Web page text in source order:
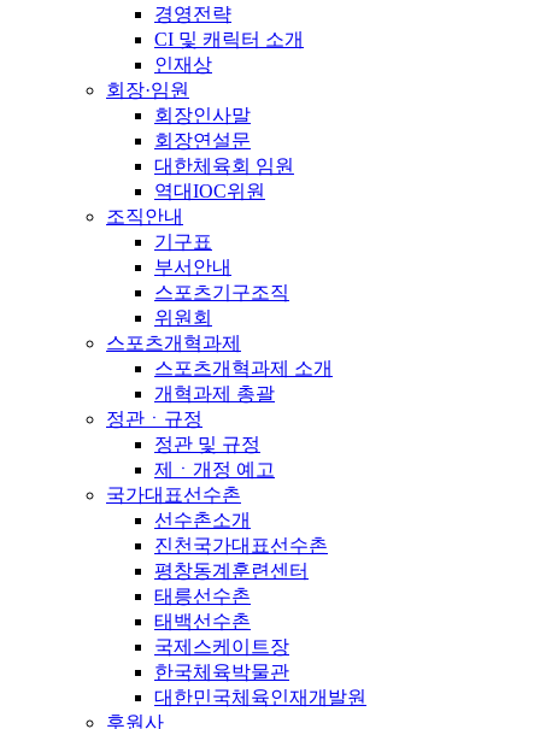
경영전략
CI 및 캐릭터 소개
인재상
회장·임원
회장인사말
회장연설문
대한체육회 임원
역대IOC위원
조직안내
기구표
부서안내
스포츠기구조직
위원회
스포츠개혁과제
스포츠개혁과제 소개
개혁과제 총괄
정관ㆍ규정
정관 및 규정
제ㆍ개정 예고
국가대표선수촌
선수촌소개
진천국가대표선수촌
평창동계훈련센터
태릉선수촌
태백선수촌
국제스케이트장
한국체육박물관
대한민국체육인재개발원
후원사